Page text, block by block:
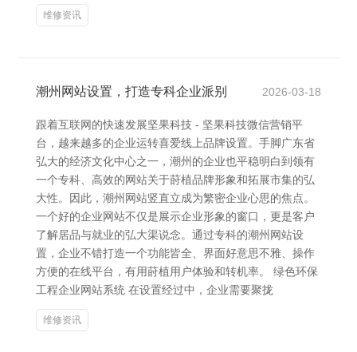
维修资讯
潮州网站设置，打造专科企业派别 2026-03-18
跟着互联网的快速发展坚果科技 - 坚果科技微信营销平
台，越来越多的企业运转喜爱线上品牌设置。手脚广东省
弘大的经济文化中心之一，潮州的企业也平稳明白到领有
一个专科、高效的网站关于莳植品牌形象和拓展市集的弘
大性。因此，潮州网站竖直立成为繁密企业心思的焦点。
一个好的企业网站不仅是展示企业形象的窗口，更是客户
了解居品与就业的弘大渠说念。通过专科的潮州网站设
置，企业不错打造一个功能皆全、界面好意思不雅、操作
方便的在线平台，有用莳植用户体验和转机率。 绿色环保
工程企业网站系统 在设置经过中，企业需要聚拢
维修资讯